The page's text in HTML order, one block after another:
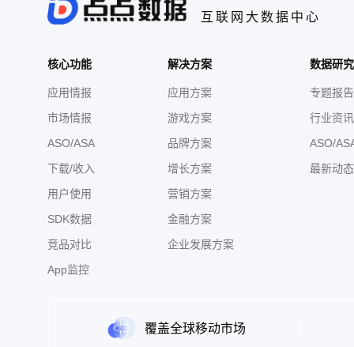
互联网大数据中心
核心功能
应用情报
市场情报
ASO/ASA
下载/收入
用户使用
SDK数据
竞品对比
App监控
解决方案
应用方案
游戏方案
品牌方案
增长方案
营销方案
金融方案
企业发展方案
数据研
专题报告
行业资讯
ASO/
最新动态
覆盖全球移动市场